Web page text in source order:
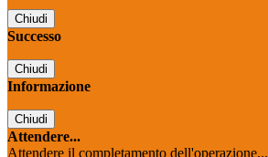
Chiudi
Successo
Chiudi
Informazione
Chiudi
Attendere...
Attendere il completamento dell'operazione...